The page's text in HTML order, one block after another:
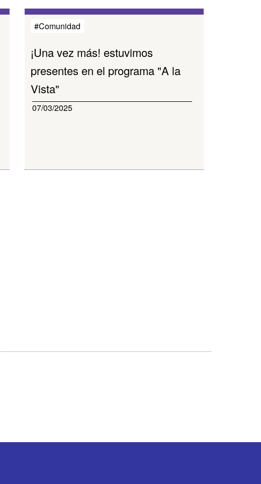
#Comunidad
¡Una vez más! estuvimos
presentes en el programa "A la
Vista"
07/03/2025